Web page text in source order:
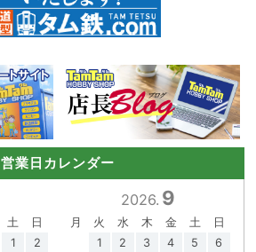
営業日カレンダー
土
日
1
2
2026. 9
月 火 水 木 金 土
日
1
2 3 4 5
6